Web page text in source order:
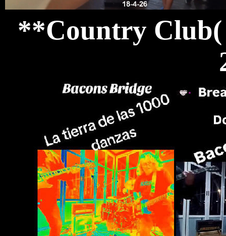
**Country Club(